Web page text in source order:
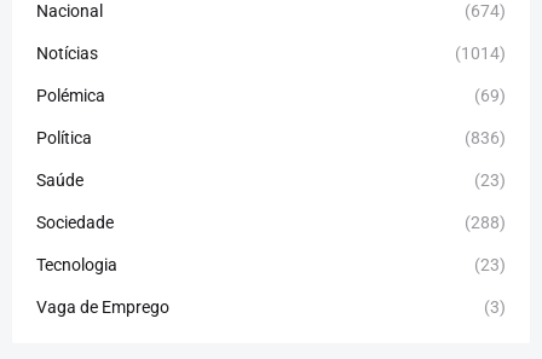
Nacional (674)
Notícias (1014)
Polémica (69)
Política (836)
Saúde (23)
Sociedade (288)
Tecnologia (23)
Vaga de Emprego (3)